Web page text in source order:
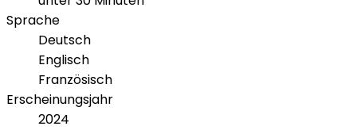
Sprache
Deutsch
Englisch
Französisch
Erscheinungsjahr
2024